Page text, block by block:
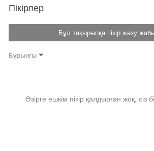
Пікірлер
Бұл тақырыпқа пікір жазу
Бұрынғы
Әзірге ешкім пікір қалдырған жоқ, сіз